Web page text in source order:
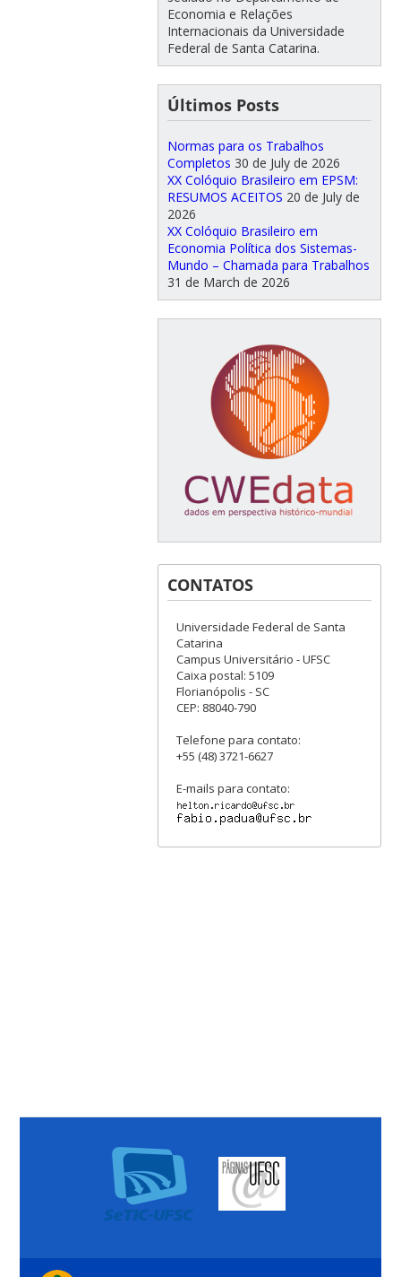
Economia e Relações
Internacionais da Universidade
Federal de Santa Catarina.
Últimos Posts
Normas para os Trabalhos
Completos 30 de July de 2026
XX Colóquio Brasileiro em EPSM:
RESUMOS ACEITOS 20 de July de
2026
XX Colóquio Brasileiro em
Economia Política dos Sistemas-
Mundo – Chamada para Trabalhos
31 de March de 2026
CONTATOS
Universidade Federal de Santa
Catarina
Campus Universitário - UFSC
Caixa postal: 5109
Florianópolis - SC
CEP: 88040-790
Telefone para contato:
+55 (48) 3721-6627
E-mails para contato: